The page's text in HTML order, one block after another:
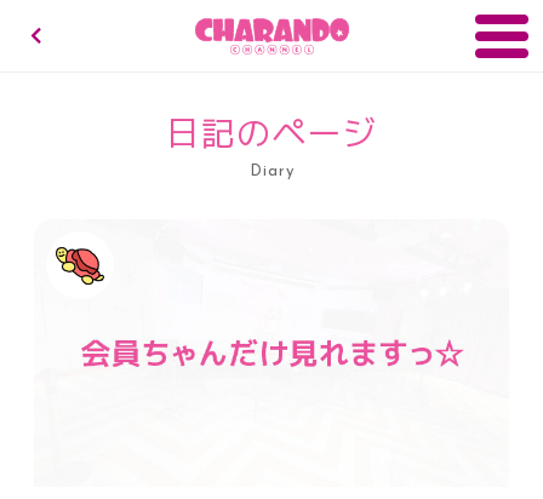
キャランドゥチャンネル
日記のページ
Diary